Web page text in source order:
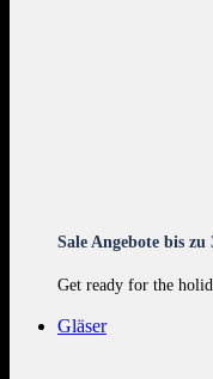
Sale Angebote bis
Get ready for the
Gläser